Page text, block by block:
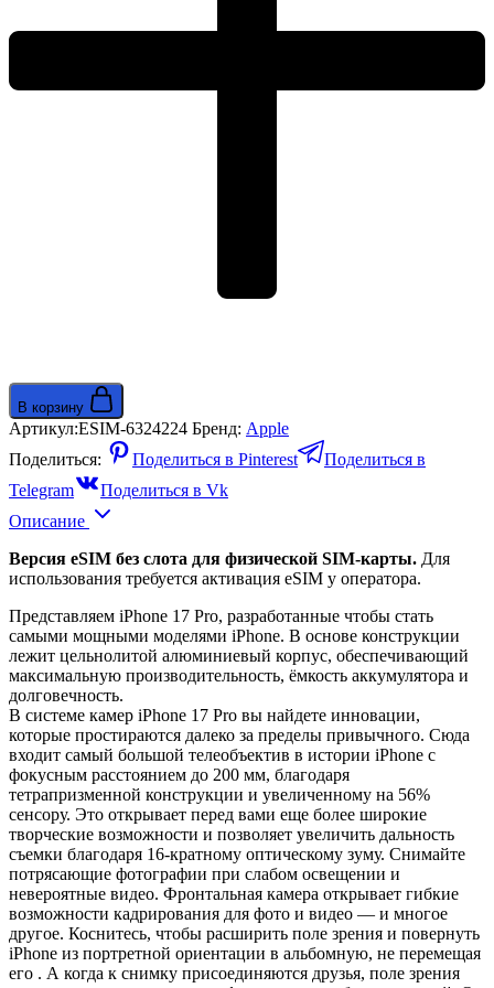
В корзину
Артикул:ESIM-6324224 Бренд: Apple
Поделиться:
Поделиться в Pinterest
Поделиться в
Telegram
Поделиться в Vk
Описание
Версия eSIM без слота для физической SIM-карты. Для
использования требуется активация eSIM у оператора.
Представляем iPhone 17 Pro, разработанные чтобы стать
самыми мощными моделями iPhone. В основе конструкции
лежит цельнолитой алюминиевый корпус, обеспечивающий
максимальную производительность, ёмкость аккумулятора и
долговечность.
В системе камер iPhone 17 Pro вы найдете инновации,
которые простираются далеко за пределы привычного. Сюда
входит самый большой телеобъектив в истории iPhone с
фокусным расстоянием до 200 мм, благодаря
тетрапризменной конструкции и увеличенному на 56%
сенсору. Это открывает перед вами еще более широкие
творческие возможности и позволяет увеличить дальность
съемки благодаря 16-кратному оптическому зуму. Снимайте
потрясающие фотографии при слабом освещении и
невероятные видео. Фронтальная камера открывает гибкие
возможности кадрирования для фото и видео — и многое
другое. Коснитесь, чтобы расширить поле зрения и повернуть
iPhone из портретной ориентации в альбомную, не перемещая
его . А когда к снимку присоединяются друзья, поле зрения